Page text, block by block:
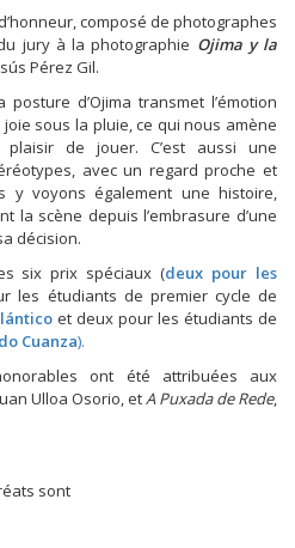
composé de photographes
jury à la photographie Ojima y la
Pérez Gil.
d’Ojima transmet l’émotion
sous la pluie, ce qui nous amène
de jouer. C’est aussi une
avec un regard proche et
y voyons également une histoire,
la scène depuis l’embrasure d’une
décision.
six prix spéciaux (deux pour les
les étudiants de premier cycle de
et deux pour les étudiants de
Cuanza).
ont été attribuées aux
Ulloa Osorio, etA Puxada de Rede,
sont